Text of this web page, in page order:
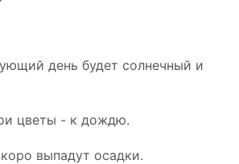
день будет солнечный и
цветы - к дождю.
выпадут осадки.